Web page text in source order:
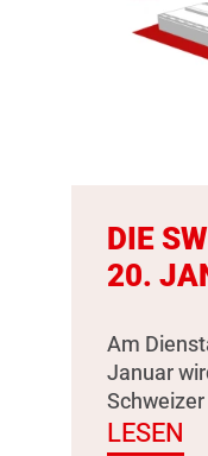
DIE
20.
Am
Januar
LESEN